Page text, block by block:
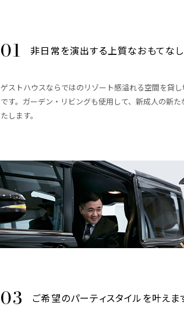
非日常を演出する上質なおもてなし
ゲストハウスならではのリゾート感溢れる空間を貸
です。ガーデン・リビングも使用して、新成人の新
たします。
ご希望のパーティスタイルを叶えま